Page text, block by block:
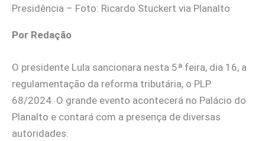
Presidência – Foto: Ricardo Stuckert via Planalto
Por Redação
O presidente Lula sancionara nesta 5ª feira, dia 16, a
regulamentação da reforma tributária, o PLP
68/2024. O grande evento acontecerá no Palácio do
Planalto e contará com a presença de diversas
autoridades.